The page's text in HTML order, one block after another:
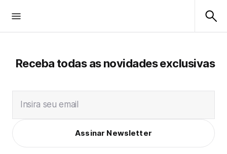
Receba todas as novidades exclusivas
Insira seu email
Assinar Newsletter